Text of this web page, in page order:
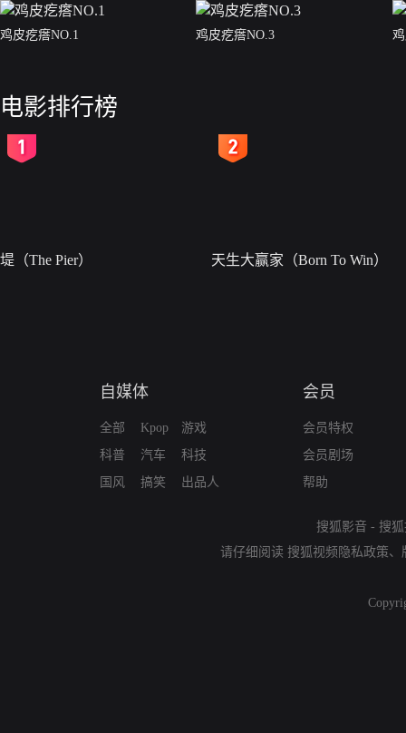
鸡皮疙瘩NO.1 鸡皮疙瘩NO.3
电影排行榜
堤（The Pier） 天生大赢家（Born To Win）
自媒体
全部
科普
国风
Kpop
汽车
搞笑
游戏
科技
出品人
会员
会员特权
会员剧场
帮助
搜狐影音 - 搜
请仔细阅读 搜狐视频隐私政策、